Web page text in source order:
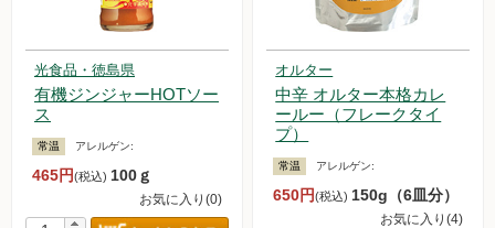
光食品・徳島県
有機ジンジャーHOTソー
ス
常温 アレルゲン:
465円(税込) 100ｇ
お気に入り(0)
オルター
中辛 オルター本格カレ
ールー（フレークタイ
プ）
常温 アレルゲン:
650円(税込) 150g（6皿分）
お気に入り(4)